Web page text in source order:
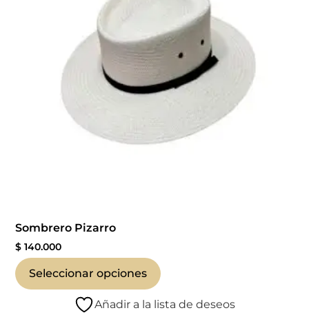
Sombrero Pizarro
$ 140.000
Seleccionar opciones
Añadir a la lista de deseos